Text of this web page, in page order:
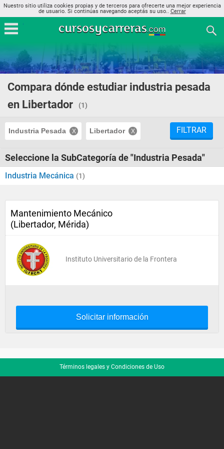
Nuestro sitio utiliza cookies propias y de terceros para ofrecerte una mejor experiencia
de usuario. Si continúas navegando aceptás su uso.. Cerrar
Compara dónde estudiar industria pesada
en Libertador
(1)
Industria Pesada Libertador FILTRAR
Seleccione la SubCategoría de "Industria Pesada"
Industria Mecánica (1)
Mantenimiento Mecánico
(Libertador, Mérida)
Instituto Universitario de la Frontera
Solicitar información
Términos legales y Condiciones de Uso